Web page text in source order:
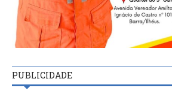
PUBLICIDADE